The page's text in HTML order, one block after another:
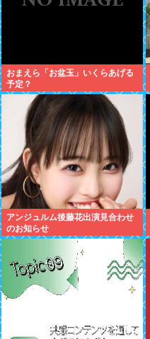
おまえら「お盆玉」いくらあげる
予定？
アンジュルム後藤花出演見合わせ
のお知らせ